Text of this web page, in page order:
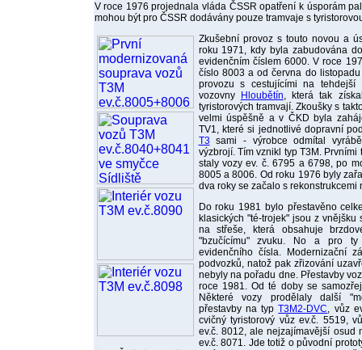
V roce 1976 projednala vláda ČSSR opatření k úsporám
mohou být pro ČSSR dodávány pouze tramvaje s
Zkušební provoz s touto novou a
roku 1971, kdy byla zabudována
evidenčním číslem 6000. V roce
číslo 8003 a od června do
provozu s cestujícími na
vozovny
Hloubětín, která tak
tyristorových tramvají. Zkoušky s
velmi úspěšně a v ČKD byla
TV1, které si jednotlivé dopravní
T3 sami - výrobce odmítal
výzbrojí. Tím vznikl typ T3M.
staly vozy ev. č. 6795 a 6798, po
8005 a 8006. Od roku 1976 byly
dva roky se začalo s rekonstrukcemi
Do roku 1981 bylo přestavěno
klasických "té-trojek" jsou z
na střeše, která obsahuje
"bzučícímu" zvuku. No a pro ty
evidenčního čísla. Modernizační
podvozků, natož pak zřizování
nebyly na pořadu dne. Přestavby
roce 1981. Od té doby se
Některé vozy prodělaly další
přestavby na typT3M2-DVC, vůz
cvičný tyristorový vůz ev.č. 5519,
ev.č. 8012, ale nejzajímavější
ev.č. 8071. Jde totiž o původní